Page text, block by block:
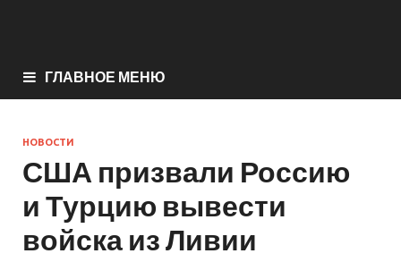
ГЛАВНОЕ МЕНЮ
НОВОСТИ
США призвали Россию
и Турцию вывести
войска из Ливии